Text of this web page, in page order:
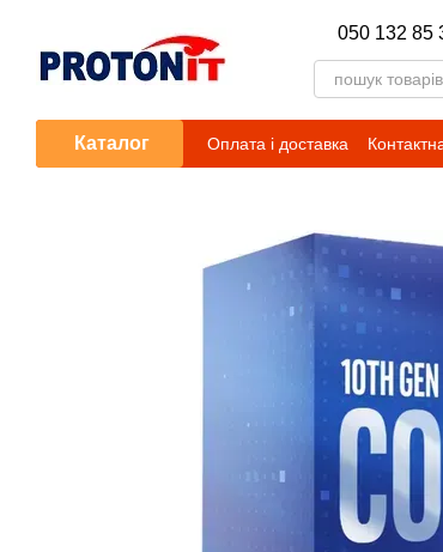
050 132 85
Каталог Оплата і доставка